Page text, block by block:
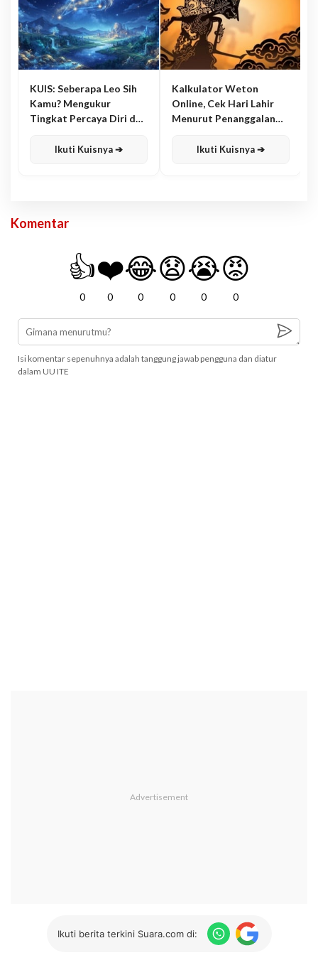
KUIS: Seberapa Leo Sih
Kamu? Mengukur
Tingkat Percaya Diri dan
Ikuti Kuisnya ➔
Kalkulator Weton
Online, Cek Hari Lahir
Menurut Penanggalan
Ikuti Kuisnya ➔
Komentar
👍
0
❤️
0
😂
0
😧
0
😭
0
😡
0
Isi komentar sepenuhnya adalah tanggung jawab pengguna dan diatur
dalam UU ITE
Ikuti berita terkini Suara.com di: